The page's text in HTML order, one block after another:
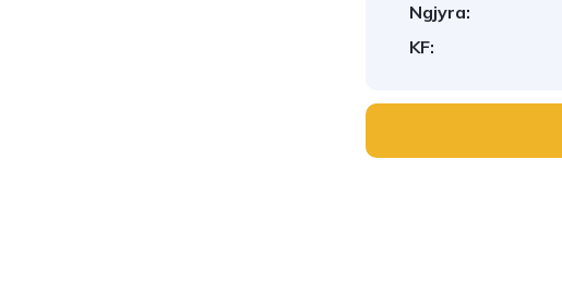
Ngjyra:
KF: